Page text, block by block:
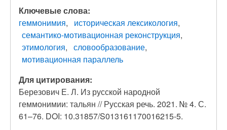
Ключевые слова:
геммонимия
историческая лексикология
семантико-мотивационная реконструкция
этимология
словообразование
мотивационная параллель
Для цитирования:
Березович Е. Л. Из русской народной
геммонимии: тальян // Русская речь. 2021. № 4. С.
61–76. DOI: 10.31857/S013161170016215-5.